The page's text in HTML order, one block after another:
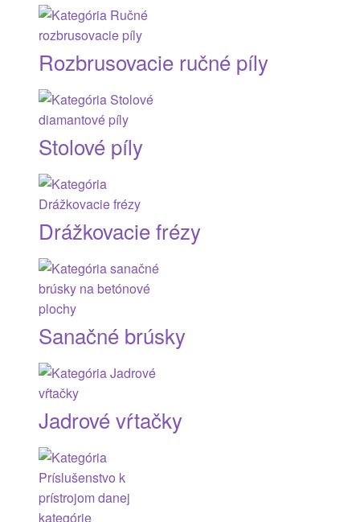
Rozbrusovacie ručné píly
Stolové píly
Drážkovacie frézy
Sanačné brúsky
Jadrové vŕtačky